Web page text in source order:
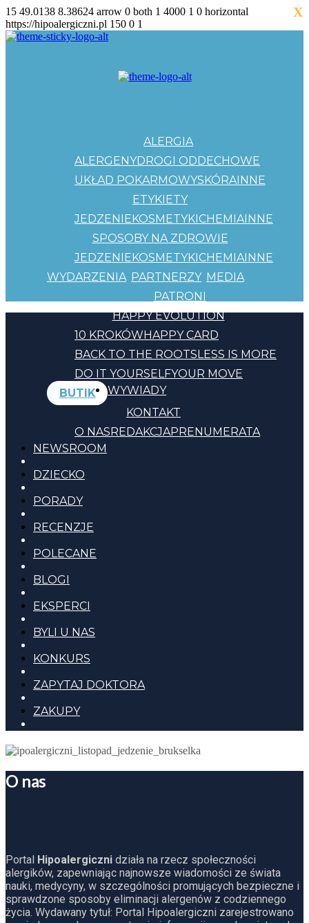
15 49.0138 8.38624 arrow 0 both 1 4000 1 0 horizontal
https://hipoalergiczni.pl 150 0 1
ALERGIA
ALERGENYDROGI ODDECHOWE
UKŁAD POKARMOWYSKÓRAINNE
ETYKIETY
JEDZENIEKOSMETYKICHEMIAINNE
SPOSOBY NA ZDROWIE
JEDZENIEKOSMETYKICHEMIAINNE
WYDARZENIA PARTNERZY
PATRONI
MEDIA
HAPPY EVOLUTION
10 KROKÓWHAPPY CARD
BACK TO THE ROOTSLESS IS MORE
DO IT YOURSELFYOUR MOVE
BUTIK
KONTAKT
O NASREDAKCJAPRENUMERATA
WYWIADY
NEWSROOM
DZIECKO
PORADY
RECENZJE
POLECANE
BLOGI
EKSPERCI
BYLI U NAS
KONKURS
ZAPYTAJ DOKTORA
ZAKUPY
O nas
Portal Hipoalergiczni działa na rzecz społeczności
alergików, zapewniając najnowsze wiadomości ze świata
nauki, medycyny, w szczególności promujących bezpieczne i
sprawdzone sposoby eliminacji alergenów z codziennego
życia. Wydawany tytuł: Portal Hipoalergiczni zarejestrowano
X